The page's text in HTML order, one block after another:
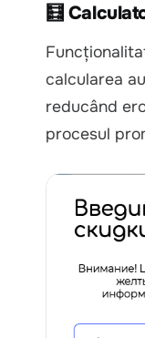
🧮
calcularea
reducând
procesul